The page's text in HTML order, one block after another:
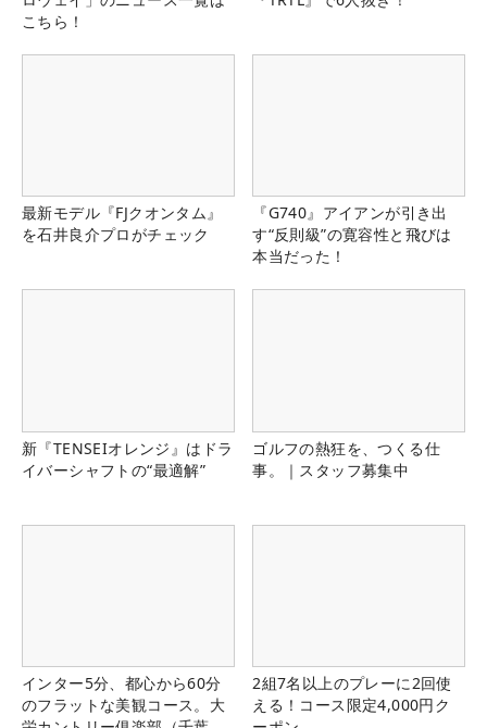
こちら！
最新モデル『FJクオンタム』
を石井良介プロがチェック
『G740』アイアンが引き出
す“反則級”の寛容性と飛びは
本当だった！
新『TENSEIオレンジ』はドラ
イバーシャフトの“最適解”
ゴルフの熱狂を、つくる仕
事。｜スタッフ募集中
インター5分、都心から60分
のフラットな美観コース。大
2組7名以上のプレーに2回使
える！コース限定4,000円ク